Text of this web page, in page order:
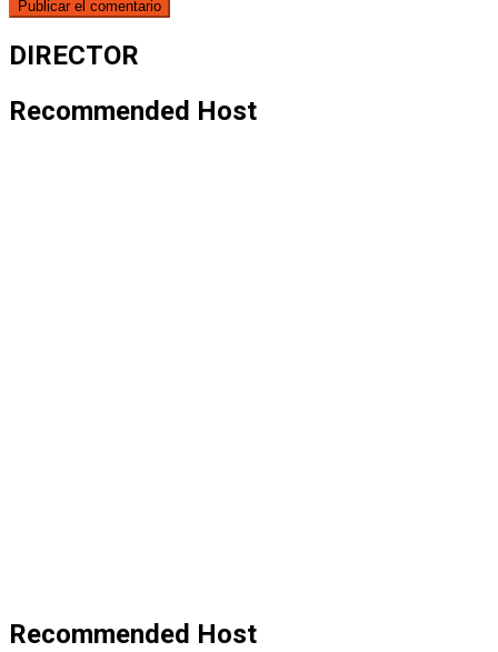
DIRECTOR
Recommended Host
Recommended Host